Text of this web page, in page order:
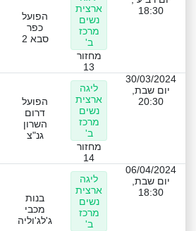
18:30
ארצית
נשים
מרכז
ב'
מחזור
13
הפועל
כפר
סבא 2
30/03/2024
יום שבת,
20:30
ליגה
ארצית
נשים
מרכז
ב'
מחזור
14
הפועל
דרום
השרון
גנ"צ
06/04/2024
יום שבת,
18:30
ליגה
ארצית
נשים
מרכז
ב'
בנות
מכבי
ג'לג'וליה